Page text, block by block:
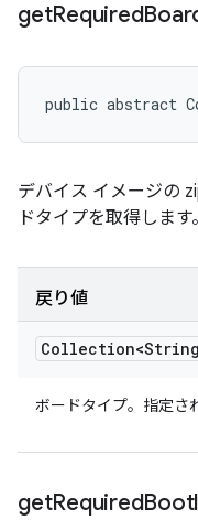
getRequired
public abstract
デバイス イメージの
ドタイプを取得します。
戻り値
ボードタイプ。指定さ
getRequired